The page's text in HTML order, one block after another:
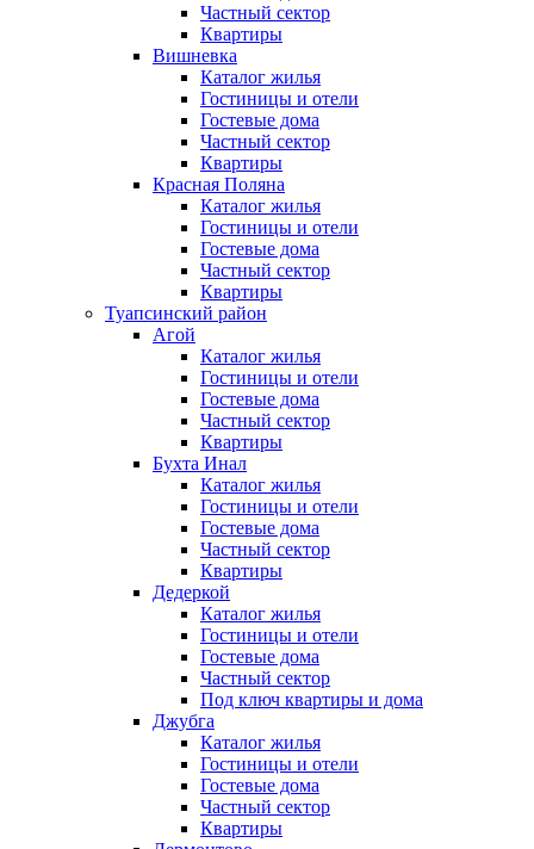
Частный сектор
Квартиры
Вишневка
Каталог жилья
Гостиницы и отели
Гостевые дома
Частный сектор
Квартиры
Красная Поляна
Каталог жилья
Гостиницы и отели
Гостевые дома
Частный сектор
Квартиры
Туапсинский район
Агой
Каталог жилья
Гостиницы и отели
Гостевые дома
Частный сектор
Квартиры
Бухта Инал
Каталог жилья
Гостиницы и отели
Гостевые дома
Частный сектор
Квартиры
Дедеркой
Каталог жилья
Гостиницы и отели
Гостевые дома
Частный сектор
Под ключ квартиры и дома
Джубга
Каталог жилья
Гостиницы и отели
Гостевые дома
Частный сектор
Квартиры